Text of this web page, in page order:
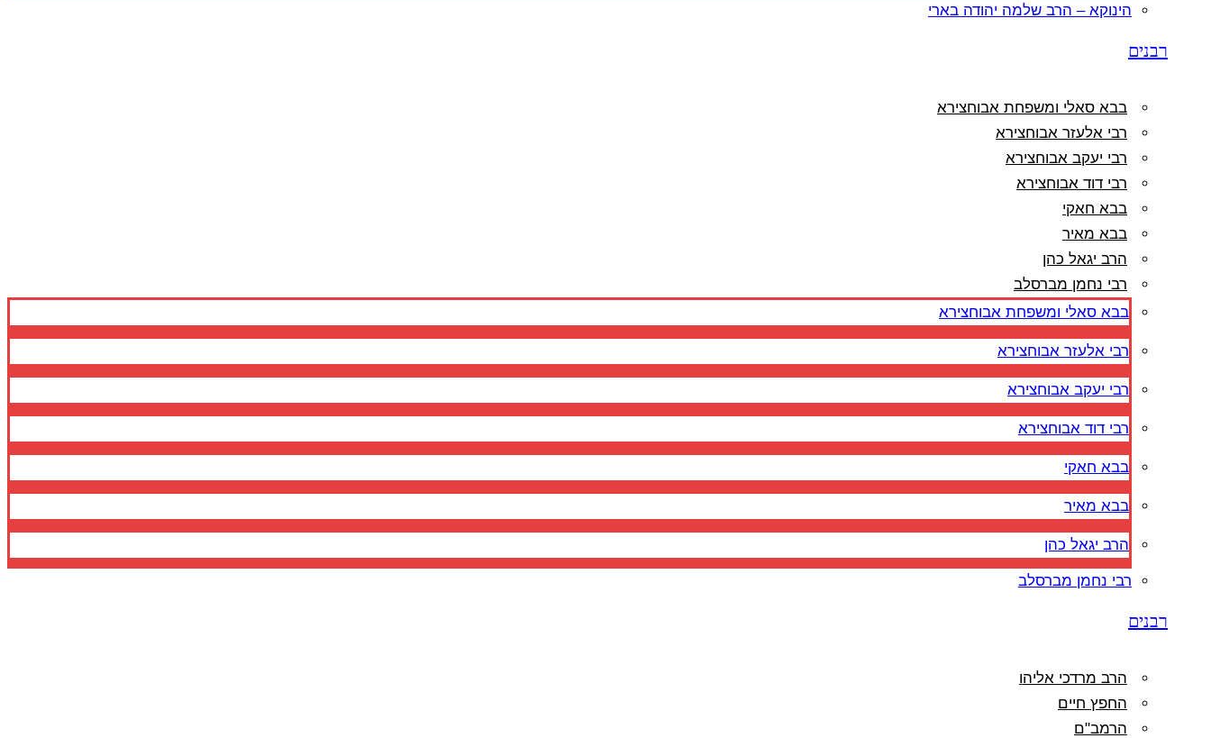
הינוקא – הרב שלמה יהודה בארי
רבנים
בבא סאלי ומשפחת אבוחצירא
רבי אלעזר אבוחצירא
רבי יעקב אבוחצירא
רבי דוד אבוחצירא
בבא חאקי
בבא מאיר
הרב יגאל כהן
רבי נחמן מברסלב
בבא סאלי ומשפחת אבוחצירא
רבי אלעזר אבוחצירא
רבי יעקב אבוחצירא
רבי דוד אבוחצירא
בבא חאקי
בבא מאיר
הרב יגאל כהן
רבי נחמן מברסלב
רבנים
הרב מרדכי אליהו
החפץ חיים
הרמב"ם